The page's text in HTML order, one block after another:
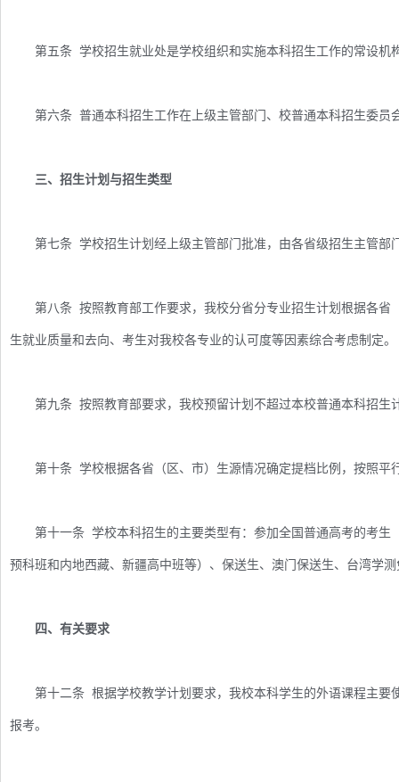
第五条 学校招生就业处是学校组织和实施本科招生工作的常设机
第六条 普通本科招生工作在上级主管部门、校普通本科招生委员
三、招生计划与招生类型
第七条 学校招生计划经上级主管部门批准，由各省级招生主管部
第八条 按照教育部工作要求，我校分省分专业招生计划根据各省
生就业质量和去向、考生对我校各专业的认可度等因素综合考虑制定。
第九条 按照教育部要求，我校预留计划不超过本校普通本科招生
第十条 学校根据各省（区、市）生源情况确定提档比例，按照平
第十一条 学校本科招生的主要类型有：参加全国普通高考的考生
预科班和内地西藏、新疆高中班等）、保送生、澳门保送生、台湾学
四、有关要求
第十二条 根据学校教学计划要求，我校本科学生的外语课程主要
报考。